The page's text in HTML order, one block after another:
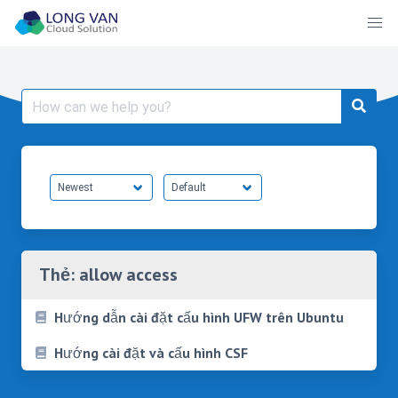
Skip
Search
for:
Thẻ: allow access
Hướng dẫn cài đặt cấu hình UFW trên Ubuntu
Hướng cài đặt và cấu hình CSF